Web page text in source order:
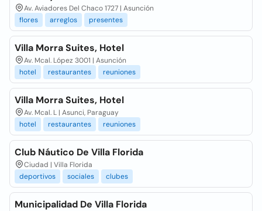
Av. Aviadores Del Chaco 1727 | Asunción
flores
arreglos presentes
Villa Morra Suites, Hotel
Av. Mcal. López 3001 | Asunción
hotel
restaurantes reuniones
Villa Morra Suites, Hotel
Av. Mcal. L | Asunci, Paraguay
hotel
restaurantes reuniones
Club Náutico De Villa Florida
Ciudad | Villa Florida
deportivos
sociales clubes
Municipalidad De Villa Florida